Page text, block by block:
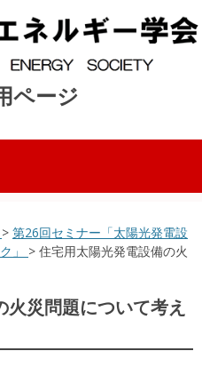
ページ
> 第26回セミナー「太陽光発電設
」 > 住宅用太陽光発電設備の火
火災問題について考え